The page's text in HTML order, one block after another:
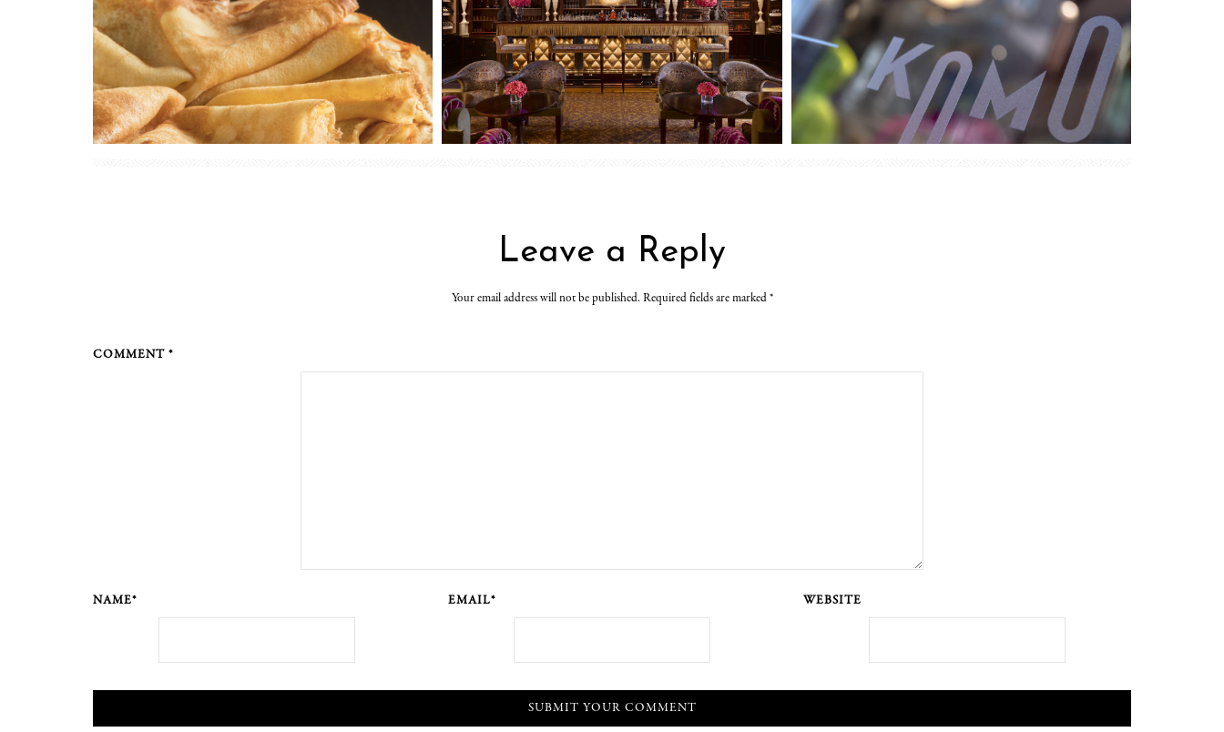
Leave a Reply
Your email address will not be published. Required fields are marked *
COMMENT *
NAME* EMAIL* WEBSITE